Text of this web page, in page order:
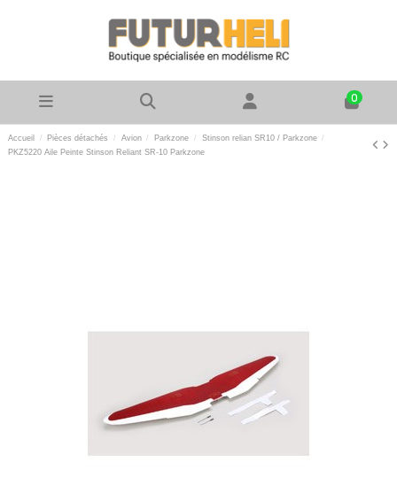
0
Accueil Pièces détachés Avion Parkzone
Stinson relian SR10 / Parkzone
PKZ5220 Aile Peinte Stinson Reliant SR-10 Parkzone